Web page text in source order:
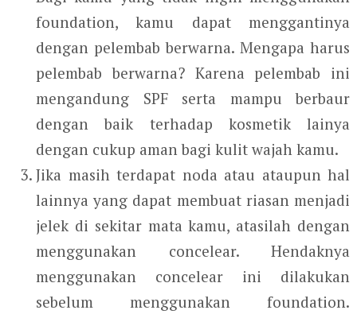
foundation, kamu dapat menggantinya
dengan pelembab berwarna. Mengapa harus
pelembab berwarna? Karena pelembab ini
mengandung SPF serta mampu berbaur
dengan baik terhadap kosmetik lainya
dengan cukup aman bagi kulit wajah kamu.
Jika masih terdapat noda atau ataupun hal
lainnya yang dapat membuat riasan menjadi
jelek di sekitar mata kamu, atasilah dengan
menggunakan concelear. Hendaknya
menggunakan concelear ini dilakukan
sebelum menggunakan foundation.